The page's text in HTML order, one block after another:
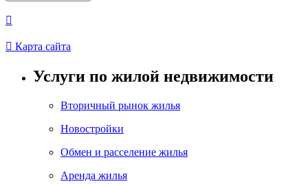

 Карта сайта
Услуги по жилой недвижимости
Вторичный рынок жилья
Новостройки
Обмен и расселение жилья
Аренда жилья